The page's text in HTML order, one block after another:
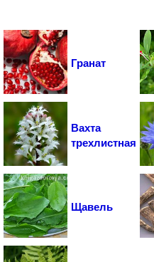
Гранат
Вахта
трехлистная
Щавель